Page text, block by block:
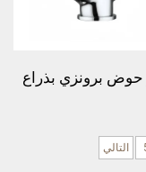
حوض برونزي بذراع
التالي